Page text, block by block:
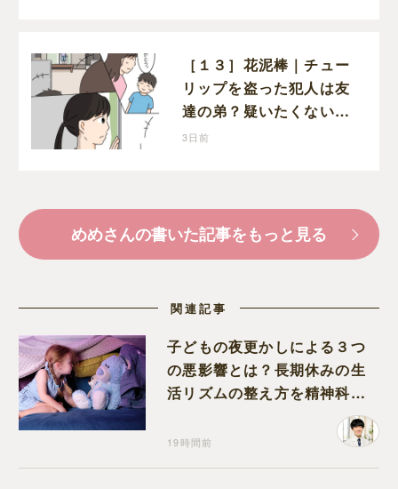
［１３］花泥棒｜チュー
リップを盗った犯人は友
達の弟？疑いたくない気
持ちと真実の間でひとり
3日前
めめさんの書いた記事をもっと見る
関連記事
子どもの夜更かしによる３つ
の悪影響とは？長期休みの生
活リズムの整え方を精神科医
19時間前